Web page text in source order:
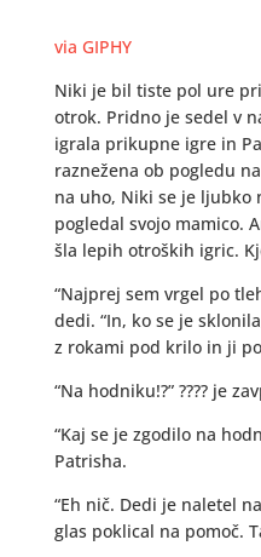
via GIPHY
Niki je bil tiste pol ure
otrok. Pridno je sedel v
igrala prikupne igre in
raznežena ob pogledu
na uho, Niki se je ljubko
pogledal svojo mamico.
šla lepih otroških igric.
“Najprej sem vrgel po
dedi. “In, ko se je
z rokami pod krilo in ji
“Na hodniku!?” ???? je
“Kaj se je zgodilo na
Patrisha.
“Eh nič. Dedi je naletel
glas poklical na pomoč.